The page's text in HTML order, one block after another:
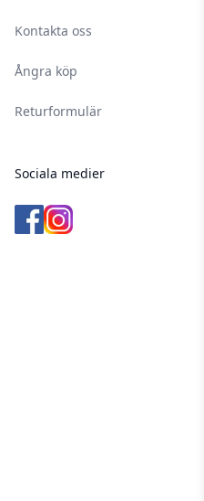
Kontakta oss
Ångra köp
Returformulär
Sociala medier